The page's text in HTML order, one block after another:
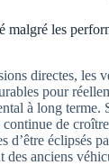
malgré les
directes, les
pour
à long terme.
de
d’être éclipsés
anciens